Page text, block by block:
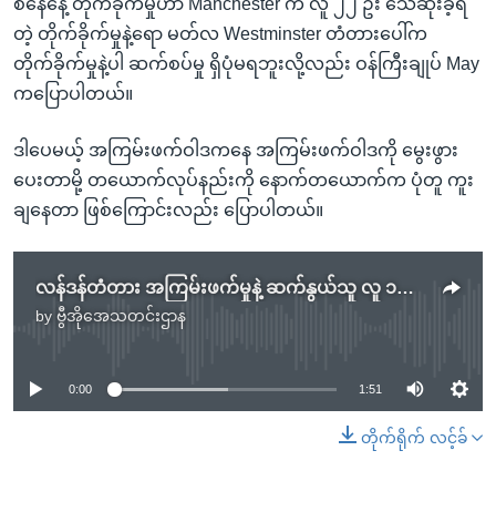
စနေနေ့ တိုက်ခိုက်မှုဟာ Manchester က လူ ၂၂ ဦး သေဆုံးခဲ့ရ
တဲ့ တိုက်ခိုက်မှုနဲ့ရော မတ်လ Westminster တံတားပေါ်က
တိုက်ခိုက်မှုနဲ့ပါ ဆက်စပ်မှု ရှိပုံမရဘူးလို့လည်း ဝန်ကြီးချုပ် May
ကပြောပါတယ်။
ဒါပေမယ့် အကြမ်းဖက်ဝါဒကနေ အကြမ်းဖက်ဝါဒကို မွေးဖွား
ပေးတာမို့ တယောက်လုပ်နည်းကို နောက်တယောက်က ပုံတူ ကူး
ချနေတာ ဖြစ်ကြောင်းလည်း ပြောပါတယ်။
လန်ဒန်တံတား အကြမ်းဖက်မှုနဲ့ ဆက်နွယ်သူ လူ ၁၂ ဦး ဖမ်းဆီး
by ဗွီအိုအေသတင်းဌာန
No media source currently available
0:00 1:51
တိုက်ရိုက် လင့်ခ်